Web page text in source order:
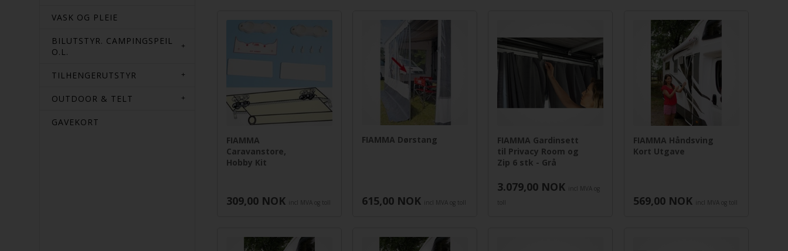
VASK OG PLEIE
BILUTSTYR. CAMPINGSPEIL
O.L.
TILHENGERUTSTYR
OUTDOOR & TELT
GAVEKORT
FIAMMA
Caravanstore,
Hobby Kit
309,00 NOK incl MVA og toll
FIAMMA Dørstang
615,00 NOK incl MVA og toll
FIAMMA Gardinsett
til Privacy Room og
Zip 6 stk - Grå
3.079,00 NOK
incl MVA og
toll
FIAMMA Håndsving
Kort Utgave
569,00 NOK incl MVA og toll